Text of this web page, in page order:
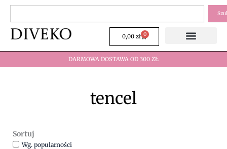
Przejdź
treści
0,00 zł 0
Wózek
DARMOWA DOSTAWA OD 300 ZŁ
tencel
Sortuj
Wg. popularności